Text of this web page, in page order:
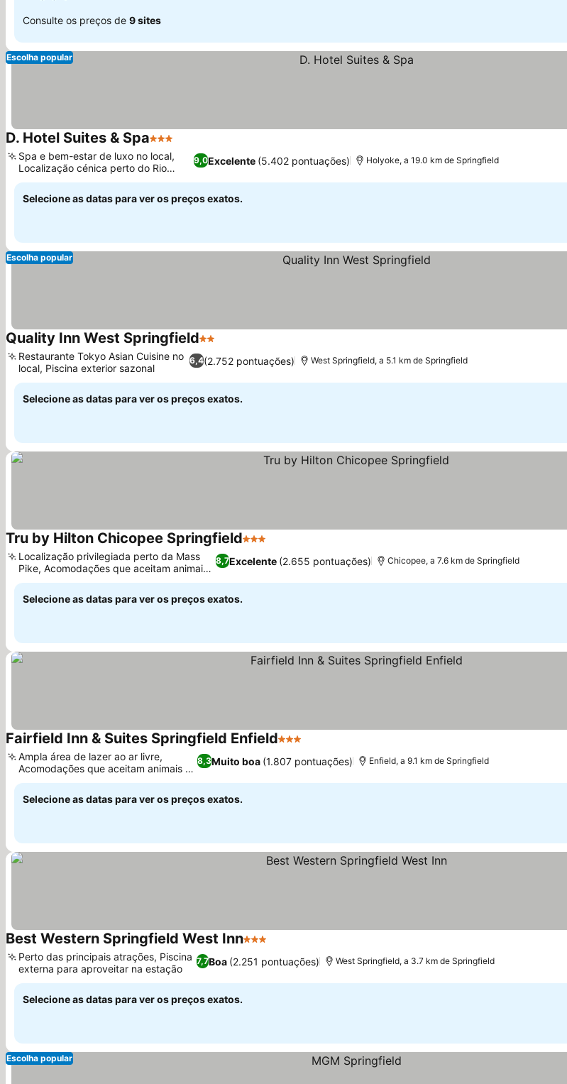
Consulte os preços de 9 sites
Escolha popular
D. Hotel Suites & Spa3 Estrelas
9,0Excelente (5.402 pontuações)
Spa e bem-estar de luxo no local,
Localização cénica perto do Rio
Connecticut
Holyoke, a 19.0 km de Springfield
Selecione as datas para ver os preços exatos.
Escolha popular
Quality Inn West Springfield2 Estrelas
6,4(2.752 pontuações)
Restaurante Tokyo Asian Cuisine no
local, Piscina exterior sazonal
West Springfield, a 5.1 km de Springfield
Selecione as datas para ver os preços exatos.
Tru by Hilton Chicopee Springfield3 Estrelas
8,7Excelente (2.655 pontuações)
Localização privilegiada perto da Mass
Pike, Acomodações que aceitam animais
de estimação
Chicopee, a 7.6 km de Springfield
Selecione as datas para ver os preços exatos.
Fairfield Inn & Suites Springfield Enfield3 Estrelas
8,3Muito boa (1.807 pontuações)
Ampla área de lazer ao ar livre,
Acomodações que aceitam animais de
estimação
Enfield, a 9.1 km de Springfield
Selecione as datas para ver os preços exatos.
Best Western Springfield West Inn3 Estrelas
7,7Boa (2.251 pontuações)
Perto das principais atrações, Piscina
externa para aproveitar na estação
West Springfield, a 3.7 km de Springfield
Selecione as datas para ver os preços exatos.
Escolha popular